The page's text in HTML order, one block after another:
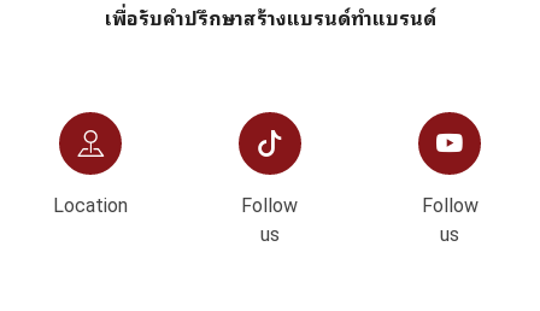
เพื่อรับคำปรึกษาสร้างแบรนด์ทำแบรนด์
Location
Follow
us
Follow
us